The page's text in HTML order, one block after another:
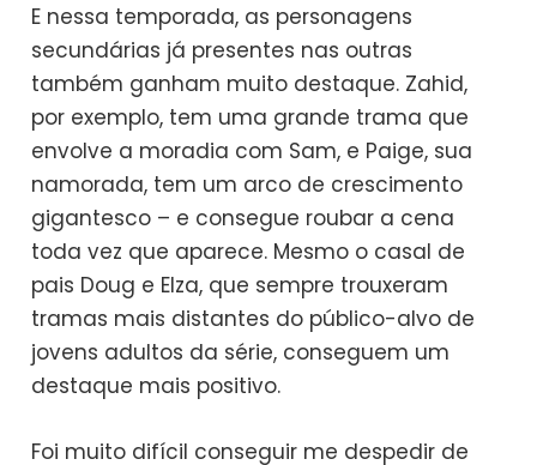
E nessa temporada, as personagens
secundárias já presentes nas outras
também ganham muito destaque. Zahid,
por exemplo, tem uma grande trama que
envolve a moradia com Sam, e Paige, sua
namorada, tem um arco de crescimento
gigantesco – e consegue roubar a cena
toda vez que aparece. Mesmo o casal de
pais Doug e Elza, que sempre trouxeram
tramas mais distantes do público-alvo de
jovens adultos da série, conseguem um
destaque mais positivo.
Foi muito difícil conseguir me despedir de